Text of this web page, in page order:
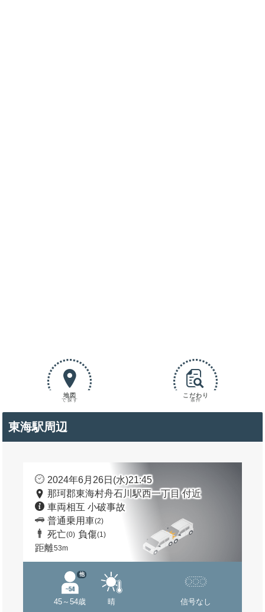
地図
で探す
こだわり
条件
東海駅周辺
2024年6月26日(水)21:45
那珂郡東海村舟石川駅西一丁目 付近
車両相互 小破事故
普通乗用車(2)
死亡(0) 負傷(1)
距離53m
45～54歳
他
晴 信号なし